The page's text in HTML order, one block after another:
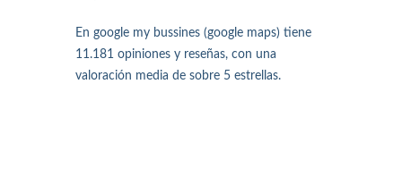
En google my bussines (google maps) tiene
11.181 opiniones y reseñas, con una
valoración media de sobre 5 estrellas.